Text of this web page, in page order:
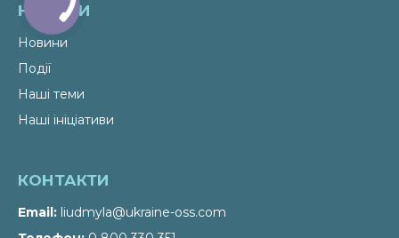
НОВИНИ
Новини
Події
Наші теми
Наші ініціативи
КОНТАКТИ
Email liudmyla@ukraine-oss.com